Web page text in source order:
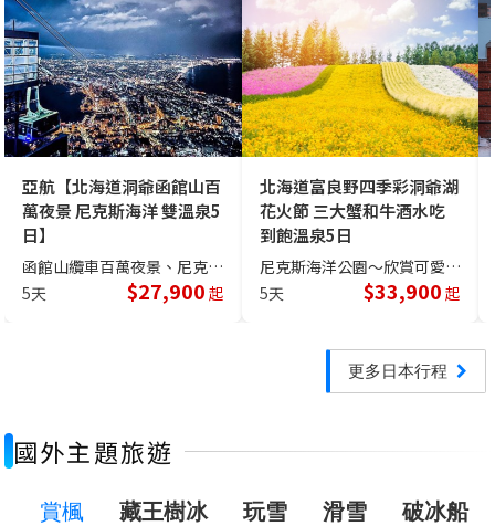
亞航【北海道洞爺函館山百
萬夜景 尼克斯海洋 雙溫泉5
日】
函館山纜車百萬夜景、尼克斯海洋公園～欣賞可愛的國王企鵝大遊行
5天
$27,900 起
北海道富良野四季彩洞爺湖
花火節 三大蟹和牛酒水吃
到飽溫泉5日
尼克斯海洋公園～欣賞可愛的國王企鵝大遊行、三大蟹和牛吃到飽
5天
$33,900 起
更多日本行程
國外主題旅遊
賞楓 藏王樹冰 玩雪 滑雪 破冰船